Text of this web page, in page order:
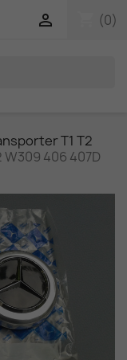
(0)

T1 T2
406 407D